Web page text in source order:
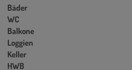
Bäder
WC
Balkone
Loggien
Keller
HWB